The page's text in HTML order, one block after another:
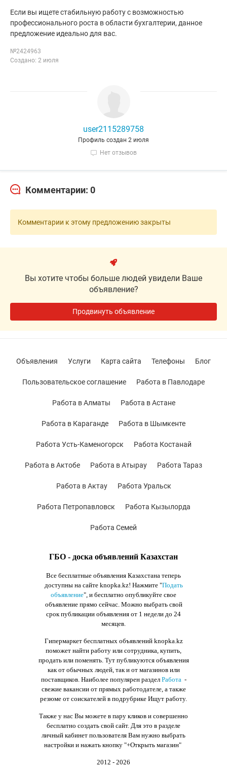
Если вы ищете стабильную работу с возможностью
профессионального роста в области бухгалтерии, данное
предложение идеально для вас.
№2424963
Создано: 2 июля
user2115289758
Профиль создан 2 июля
Нет отзывов
Комментарии: 0
Комментарии к этому предложению закрыты
Вы хотите чтобы больше людей увидели Ваше
объявление?
Продвинуть объявление
ГБО - доска объявлений Казахстан
Все бесплатные объявления Казахстана теперь
доступны на сайте knopka.kz! Нажмите "Подать
объявление", и бесплатно опубликуйте свое
объявление прямо сейчас. Можно выбрать свой
срок публикации объявления от 1 недели до 24
месяцев.
Гипермаркет бесплатных объявлений knopka.kz
поможет найти работу или сотрудника, купить,
продать или поменять. Тут публикуются объявления
как от обычных людей, так и от магазинов или
поставщиков. Наиболее популярен раздел Работа-
свежие вакансии от прямых работодателе, а также
резюме от соискателей в подрубрике Ищут работу.
Также у нас Вы можете в пару кликов и совершенно
бесплатно создать свой сайт. Для это в разделе
личный кабинет пользователя Вам нужно выбрать
настройки и нажать кнопку "+Открыть магазин"
2012 - 2026
Объявления Услуги Карта сайта Телефоны Блог
Пользовательское соглашение Работа в Павлодаре
Работа в Алматы Работа в Астане
Работа в Караганде Работа в Шымкенте
Работа Усть-Каменогорск Работа Костанай
Работа в Актобе Работа в Атырау Работа Тараз
Работа в Актау Работа Уральск
Работа Петропавловск Работа Кызылорда
Работа Семей